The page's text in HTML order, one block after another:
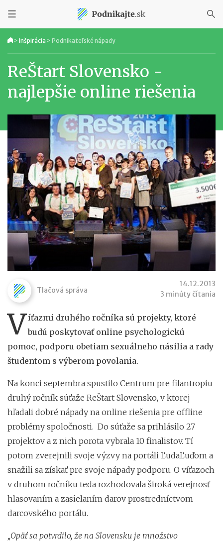
> Inšpirácia > Podnikateľské nápady
ReŠtart Slovensko -
najlepšie online riešenia
Tlačová správa
14.12.2013
3 minúty čítania
Víťazmi druhého ročníka sú projekty, ktoré
budú poskytovať online psychologickú
pomoc, podporu obetiam sexuálneho násilia a rady
študentom s výberom povolania.
Na konci septembra spustilo Centrum pre filantropiu
druhý ročník súťaže ReŠtart Slovensko, v ktorej
hľadali dobré nápady na online riešenia pre offline
problémy spoločnosti. Do súťaže sa prihlásilo 27
projektov a z nich porota vybrala 10 finalistov. Tí
potom zverejnili svoje výzvy na portáli ĽudaĽuďom a
snažili sa získať pre svoje nápady podporu. O víťazoch
v druhom ročníku teda rozhodovala široká verejnosť
hlasovaním a zasielaním darov prostredníctvom
darcovského portálu.
„Opäť sa potvrdilo, že na Slovensku je množstvo